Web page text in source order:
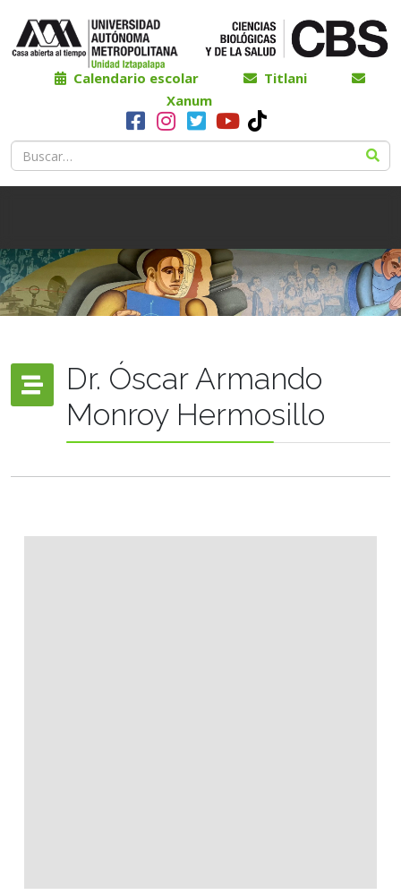
Calendario escolar
Titlani
Xanum
Dr. Óscar Armando
Monroy Hermosillo